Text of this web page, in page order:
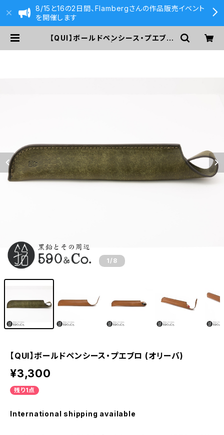
8/15と16の2日間、Flambergさんの作品販売イベント
を開催します
【QUI】ボールドペンシース・プエブロ
1 /8
【QUI】ボールドペンシース・プエブロ (オリーバ)
¥3,300
残り1点
International shipping available